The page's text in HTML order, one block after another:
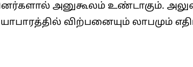
அனுகூலம் உண்டாகும்.
விற்பனையும் லாபமும்